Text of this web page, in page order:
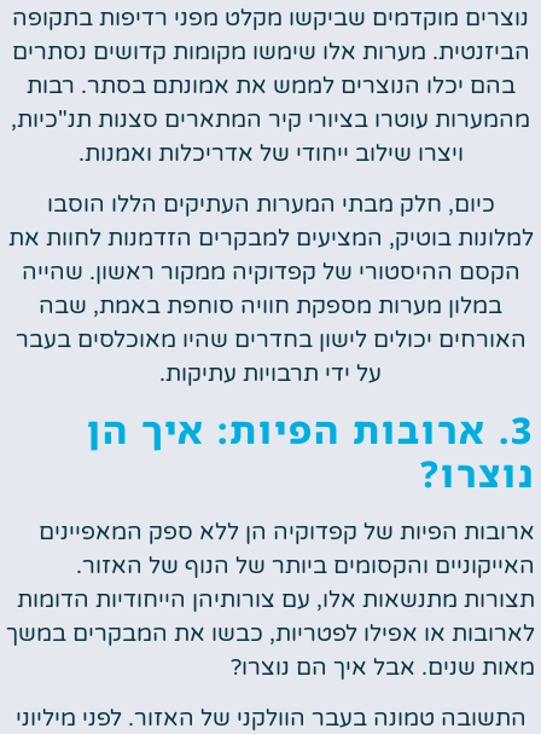
נוצרים מוקדמים שביקשו מקלט מפני רדיפות בתקופה
הביזנטית. מערות אלו שימשו מקומות קדושים נסתרים
בהם יכלו הנוצרים לממש את אמונתם בסתר. רבות
מהמערות עוטרו בציורי קיר המתארים סצנות תנ"כיות,
ויצרו שילוב ייחודי של אדריכלות ואמנות.
כיום, חלק מבתי המערות העתיקים הללו הוסבו
למלונות בוטיק, המציעים למבקרים הזדמנות לחוות את
הקסם ההיסטורי של קפדוקיה ממקור ראשון. שהייה
במלון מערות מספקת חוויה סוחפת באמת, שבה
האורחים יכולים לישון בחדרים שהיו מאוכלסים בעבר
על ידי תרבויות עתיקות.
3. ארובות הפיות: איך הן
נוצרו?
ארובות הפיות של קפדוקיה הן ללא ספק המאפיינים
האייקוניים והקסומים ביותר של הנוף של האזור.
תצורות מתנשאות אלו, עם צורותיהן הייחודיות הדומות
לארובות או אפילו לפטריות, כבשו את המבקרים במשך
מאות שנים. אבל איך הם נוצרו?
התשובה טמונה בעבר הוולקני של האזור. לפני מיליוני